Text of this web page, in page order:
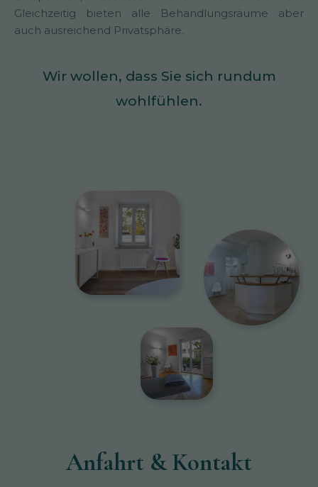
Gleichzeitig bieten alle Behandlungsräume aber
auch ausreichend Privatsphäre.
Wir wollen, dass Sie sich rundum
wohlfühlen.
Anfahrt & Kontakt